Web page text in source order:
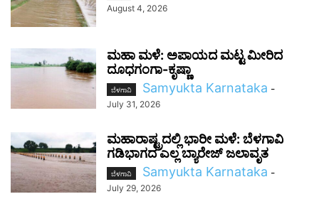
August 4, 2026
ಮಹಾ ಮಳೆ: ಅಪಾಯದ ಮಟ್ಟ ಮೀರಿದ
ದೂಧಗಂಗಾ-ಕೃಷ್ಣಾ
ಬೆಳಗಾವಿ Samyukta Karnataka -
July 31, 2026
ಮಹಾರಾಷ್ಟ್ರದಲ್ಲಿ ಭಾರೀ ಮಳೆ: ಬೆಳಗಾವಿ
ಗಡಿಭಾಗದ ಎಲ್ಲ ಬ್ಯಾರೇಜ್ ಜಲಾವೃತ
ಬೆಳಗಾವಿ Samyukta Karnataka -
July 29, 2026